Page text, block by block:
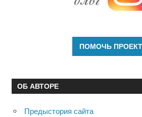
ОБ АВТОРЕ
Предыстория сайта